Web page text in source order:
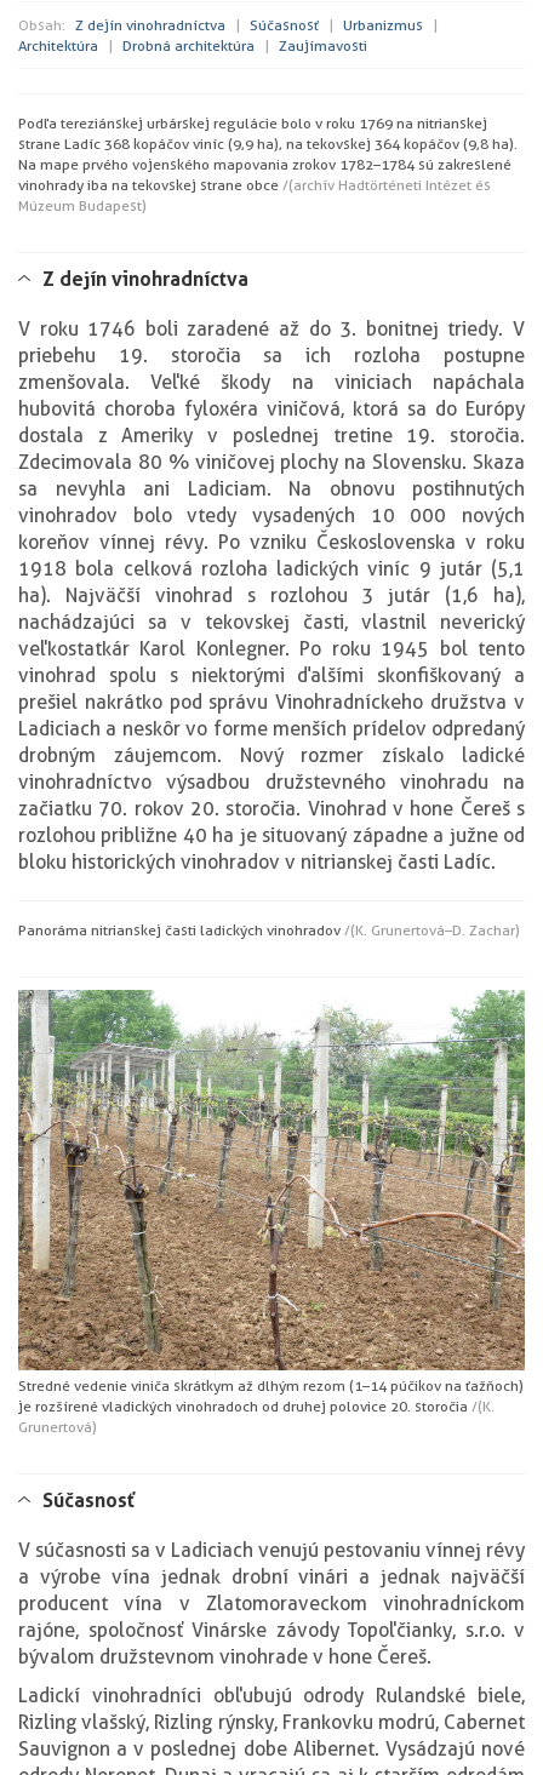
Obsah: Z dejín vinohradníctva Súčasnosť
Urbanizmus
Architektúra
Drobná architektúra Zaujímavosti
Podľa tereziánskej urbárskej regulácie bolo v roku 1769 na nitrianskej
strane Ladíc 368 kopáčov viníc (9,9 ha), na tekovskej 364 kopáčov (9,8 ha).
Na mape prvého vojenského mapovania z rokov 1782–1784 sú zakreslené
vinohrady iba na tekovskej strane obce /(archív Hadtörténeti Intézet és
Múzeum Budapest)
Z dejín vinohradníctva
V roku 1746 boli zaradené až do 3. bonitnej triedy. V
priebehu 19. storočia sa ich rozloha postupne
zmenšovala. Veľké škody na viniciach napáchala
hubovitá choroba fyloxéra viničová, ktorá sa do Európy
dostala z Ameriky v poslednej tretine 19. storočia.
Zdecimovala 80 % viničovej plochy na Slovensku. Skaza
sa nevyhla ani Ladiciam. Na obnovu postihnutých
vinohradov bolo vtedy vysadených 10 000 nových
koreňov vínnej révy. Po vzniku Československa v roku
1918 bola celková rozloha ladických viníc 9 jutár (5,1
ha). Najväčší vinohrad s rozlohou 3 jutár (1,6 ha),
nachádzajúci sa v tekovskej časti, vlastnil neverický
veľkostatkár Karol Konlegner. Po roku 1945 bol tento
vinohrad spolu s niektorými ďalšími skonfiškovaný a
prešiel nakrátko pod správu Vinohradníckeho družstva v
Ladiciach a neskôr vo forme menších prídelov odpredaný
drobným záujemcom. Nový rozmer získalo ladické
vinohradníctvo výsadbou družstevného vinohradu na
začiatku 70. rokov 20. storočia. Vinohrad v hone Čereš s
rozlohou približne 40 ha je situovaný západne a južne od
bloku historických vinohradov v nitrianskej časti Ladíc.
Panoráma nitrianskej časti ladických vinohradov /(K. Grunertová–D. Zachar)
Stredné vedenie viniča s krátkym až dlhým rezom (1–14 púčikov na ťažňoch)
je rozšírené v ladických vinohradoch od druhej polovice 20. storočia /(K.
Grunertová)
Súčasnosť
V súčasnosti sa v Ladiciach venujú pestovaniu vínnej révy
a výrobe vína jednak drobní vinári a jednak najväčší
producent vína v Zlatomoraveckom vinohradníckom
rajóne, spoločnosť Vinárske závody Topoľčianky, s.r.o. v
bývalom družstevnom vinohrade v hone Čereš.
Ladickí vinohradníci obľubujú odrody Rulandské biele,
Rizling vlašský, Rizling rýnsky, Frankovku modrú, Cabernet
Sauvignon a v poslednej dobe Alibernet. Vysádzajú nové